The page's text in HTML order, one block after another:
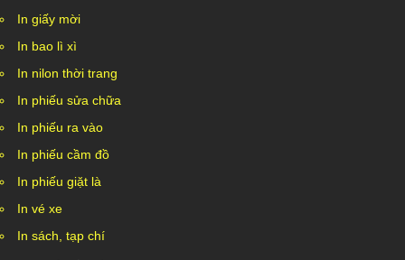
In giấy mời
In bao lì xì
In nilon thời trang
In phiếu sửa chữa
In phiếu ra vào
In phiếu cầm đồ
In phiếu giặt là
In vé xe
In sách, tạp chí